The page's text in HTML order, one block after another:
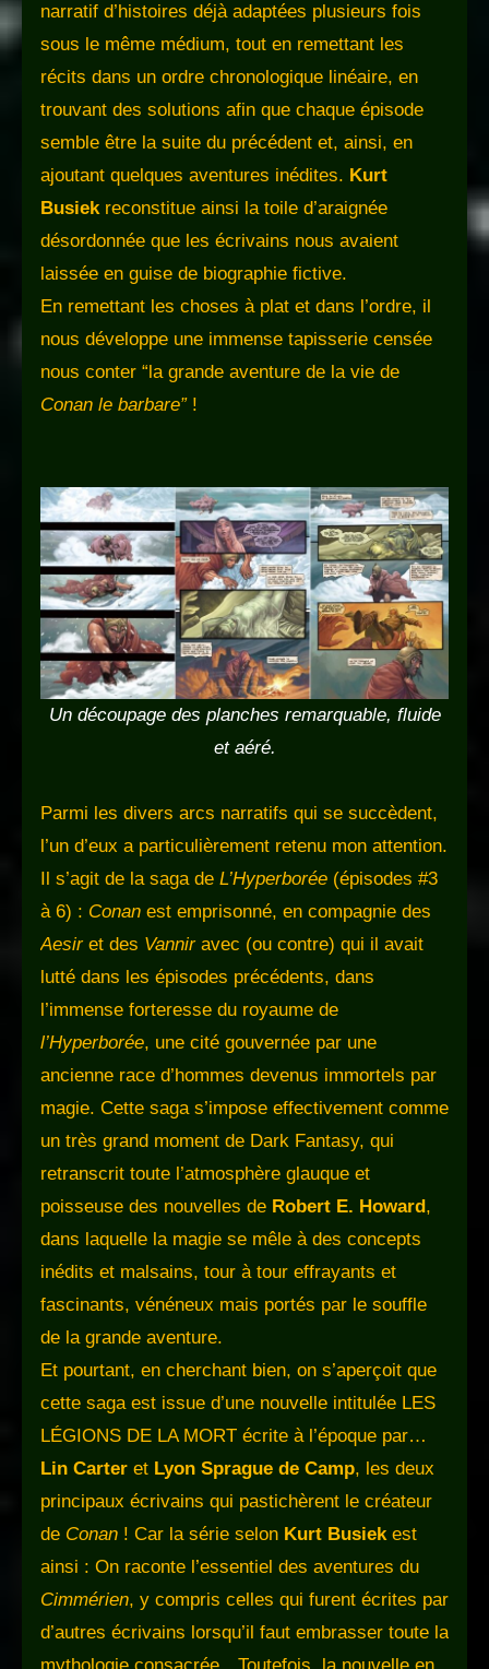
narratif d’histoires déjà adaptées plusieurs fois
sous le même médium, tout en remettant les
récits dans un ordre chronologique linéaire, en
trouvant des solutions afin que chaque épisode
semble être la suite du précédent et, ainsi, en
ajoutant quelques aventures inédites. Kurt
Busiekreconstitue ainsi la toile d’araignée
désordonnée que les écrivains nous avaient
laissée en guise de biographie fictive.
En remettant les choses à plat et dans l’ordre, il
nous développe une immense tapisserie censée
nous conter “la grande aventure de la vie de
Conan le barbare”!
Un découpage des planches remarquable, fluide
etaéré.
Parmi les divers arcs narratifs qui se succèdent,
l’un d’eux a particulièrement retenu mon attention.
Il s’agit de la saga de L’Hyperborée (épisodes #3
à 6) : Conan est emprisonné, en compagnie des
Aesiret des Vanniravec (ou contre) qui il avait
lutté dans les épisodes précédents, dans
l’immense forteresse du royaume de
l’Hyperborée, une cité gouvernée par une
ancienne race d’hommes devenus immortels par
magie. Cette saga s’impose effectivement comme
un très grand moment de Dark Fantasy, qui
retranscrit toute l’atmosphère glauque et
poisseuse des nouvelles de Robert E. Howard ,
dans laquelle la magie se mêle à des concepts
inédits et malsains, tour à tour effrayants et
fascinants, vénéneux mais portés par le souffle
de la grande aventure.
Et pourtant, en cherchant bien, on s’aperçoit que
cette saga est issue d’une nouvelle intitulée LES
LÉGIONS DE LA MORT écrite à l’époque par…
Lin Carter et Lyon Sprague de Camp, les deux
principaux écrivains qui pastichèrent le créateur
de Conan ! Car la série selon Kurt Busiekest
ainsi : On raconte l’essentiel des aventures du
Cimmérien, y compris celles qui furent écrites par
d’autres écrivains lorsqu’il faut embrasser toute la